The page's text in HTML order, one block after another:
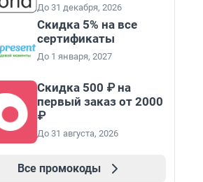
До 31 декабря, 2026
Скидка 5% на все
сертификаты
До 1 января, 2027
Скидка 500 ₽ на
первый заказ от 2000
₽
До 31 августа, 2026
Все промокоды